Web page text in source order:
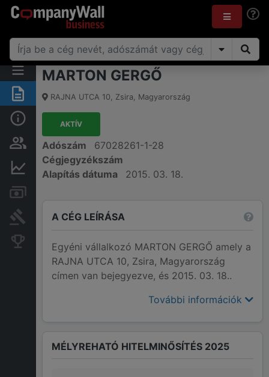
Összegzés
Alap információk
Személyek és tulajdonjog
Pénzügyi információk
Bírósági eljárások
Konkurens cégek
MARTON GERGŐ
RAJNA UTCA 10, Zsira, Magyarország
AKTÍV
Adószám
67028261-1-28
Cégjegyzékszám
Alapítás dátuma
2015. 03. 18.
A CÉG LEÍRÁSA
Egyéni vállalkozó MARTON GERGŐ amely a
RAJNA UTCA 10, Zsira, Magyarország
címen van bejegyezve, és 2015. 03. 18..
További információk
MÉLYREHATÓ HITELMINŐSÍTÉS 2025